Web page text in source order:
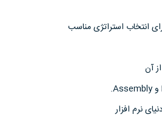
انتخاب استراتژی مناسب
آن
نرم افزار